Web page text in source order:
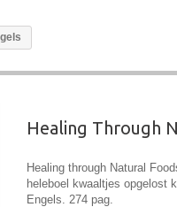
Healing Through
Healing through Natural
heleboel kwaaltjes opgelost
Engels. 274 pag.